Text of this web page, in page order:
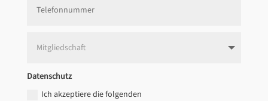
Datenschutz
Ich akzeptiere die folgenden